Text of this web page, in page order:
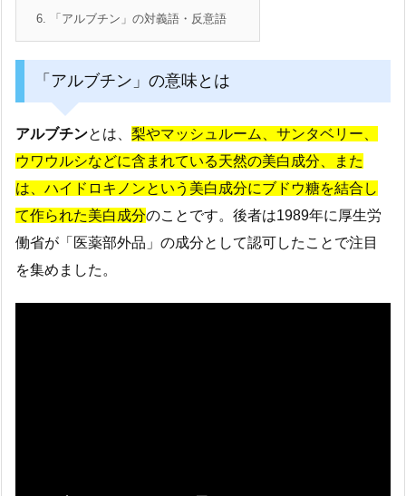
6. 「アルブチン」の対義語・反意語
「アルブチン」の意味とは
アルブチンとは、 梨やマッシュルーム、サンタベリー、
ウワウルシなどに含まれている天然の美白成分、また
は、ハイドロキノンという美白成分にブドウ糖を結合し
て作られた美白成分のことです。後者は1989年に厚生労
働省が「医薬部外品」の成分として認可したことで注目
を集めました。